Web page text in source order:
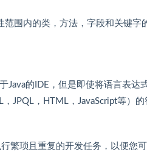
范围内的类，方法，字段和关键字
Java的IDE，但是即使将语言表达
JPQL，HTML，JavaScript等）的
繁琐且重复的开发任务，以便您可